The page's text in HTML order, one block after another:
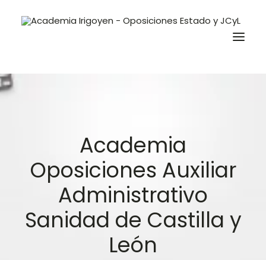
Trabaja con nosotros
Contacto
Preguntas Frecuentes
Academia
Oposiciones Auxiliar
Administrativo
Sanidad de Castilla y
León